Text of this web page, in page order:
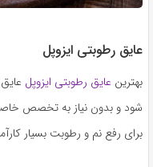
عایق رطوبتی ایزوپل
بهترین عایق رطوبتی ایزوپل
شود و بدون نیاز به تخصص
برای رفع نم و رطوبت بسیار